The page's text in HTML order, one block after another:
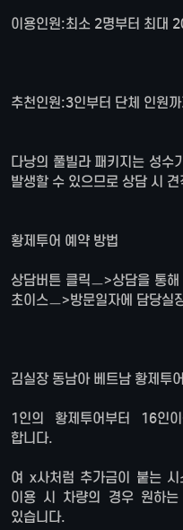
이용인원:최소 2명부터 최대
추천인원:3인부터 단체 인원까
다낭의 풀빌라 패키지는 성수
발생할 수 있으므로 상담 시
황제투어 예약 방법
상담버튼 클릭ㅡ>상담을 통
초이스ㅡ>방문일자에 담당실
김실장 동남아 베트남 황제투
1인의 황제투어부터 16인
합니다.
여 x사처럼 추가금이 붙는
이용 시 차량의 경우 원하
있습니다.